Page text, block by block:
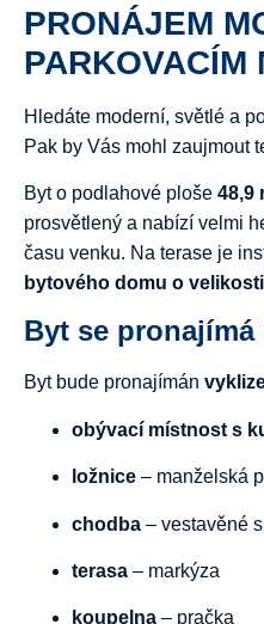
PRONÁJEM
PARKOVACÍM
Hledáte moderní, světlé a
Pak by Vás mohl zaujmout
Byto podlahové ploše 48,9
prosvětlený a nabízí velmi
času venku. Na terase je
bytového domu o velikosti
Byt se pronajímá
Byt bude pronajímán
obývací místnost s
ložnice – manželská
chodba – vestavěné
terasa – markýza
koupelna – pračka